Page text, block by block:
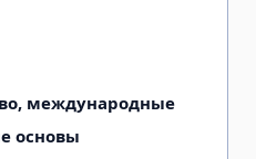
международные
основы